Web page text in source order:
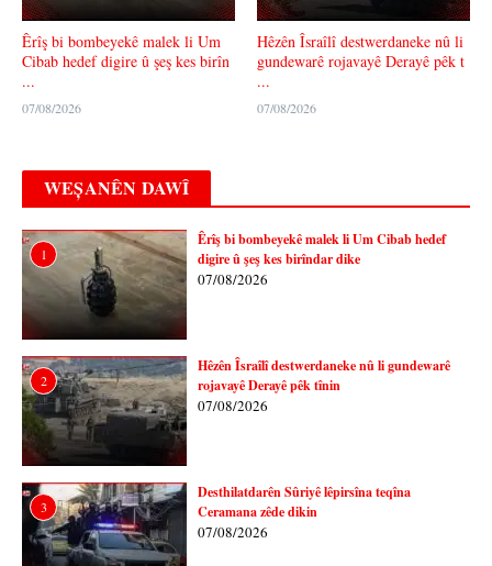
Êrîş bi bombeyekê malek li Um
Cibab hedef digire û şeş kes birîn
...
07/08/2026
Hêzên Îsraîlî destwerdaneke nû li
gundewarê rojavayê Derayê pêk t
...
07/08/2026
WEȘANÊN DAWÎ
1
Êrîş bi bombeyekê malek li Um Cibab hedef
digire û şeş kes birîndar dike
07/08/2026
2
Hêzên Îsraîlî destwerdaneke nû li gundewarê
rojavayê Derayê pêk tînin
07/08/2026
3
Desthilatdarên Sûriyê lêpirsîna teqîna
Ceramana zêde dikin
07/08/2026